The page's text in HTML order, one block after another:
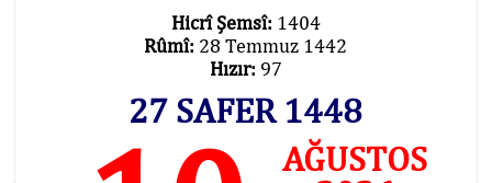
Hicrî Şemsî: 1404
Rûmî: 28 Temmuz 1442
Hızır: 97
27 SAFER 1448
AĞUSTOS